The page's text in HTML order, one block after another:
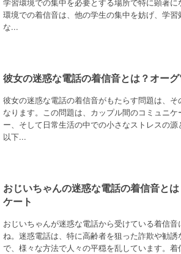
環境での着信音は、他の学生の集中を妨げ、学
な...
彼女の迷惑な電話の着信音とは？オー
彼女の迷惑な電話の着信音がもたらす問題は、
なります。この問題は、カップル間のコミュニ
ー、そして日常生活の中での小さなストレスの源
以下...
おじいちゃんの迷惑な電話の着信音と
ケート
おじいちゃんが迷惑な電話から受けている着信
ね。迷惑電話は、特に高齢者を狙った詐欺や勧
で、様々な方法で人々の平穏を乱しています。